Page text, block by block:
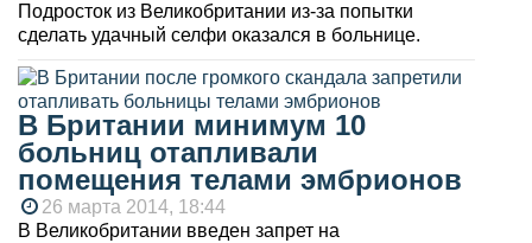
Подросток из Великобритании из-за попытки
сделать удачный селфи оказался в больнице.
В Британии минимум 10
больниц отапливали
помещения телами эмбрионов
26 марта 2014, 18:44
В Великобритании введен запрет на